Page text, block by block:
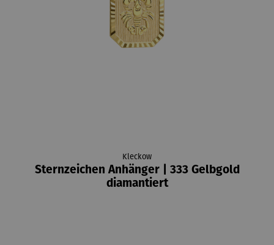
Kleckow
Sternzeichen Anhänger | 333 Gelbgold
diamantiert